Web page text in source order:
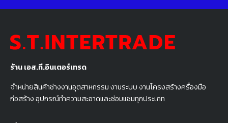
ร้าน เอส.ที.อินเตอร์เทรด
จำหน่ายสินค้าช่างงานอุตสาหกรรม งานระบบ งานโครงสร้างครื่องมือ
ก่อสร้าง อุปกรณ์ทำความสะอาดและซ่อมแซมทุกประเภท